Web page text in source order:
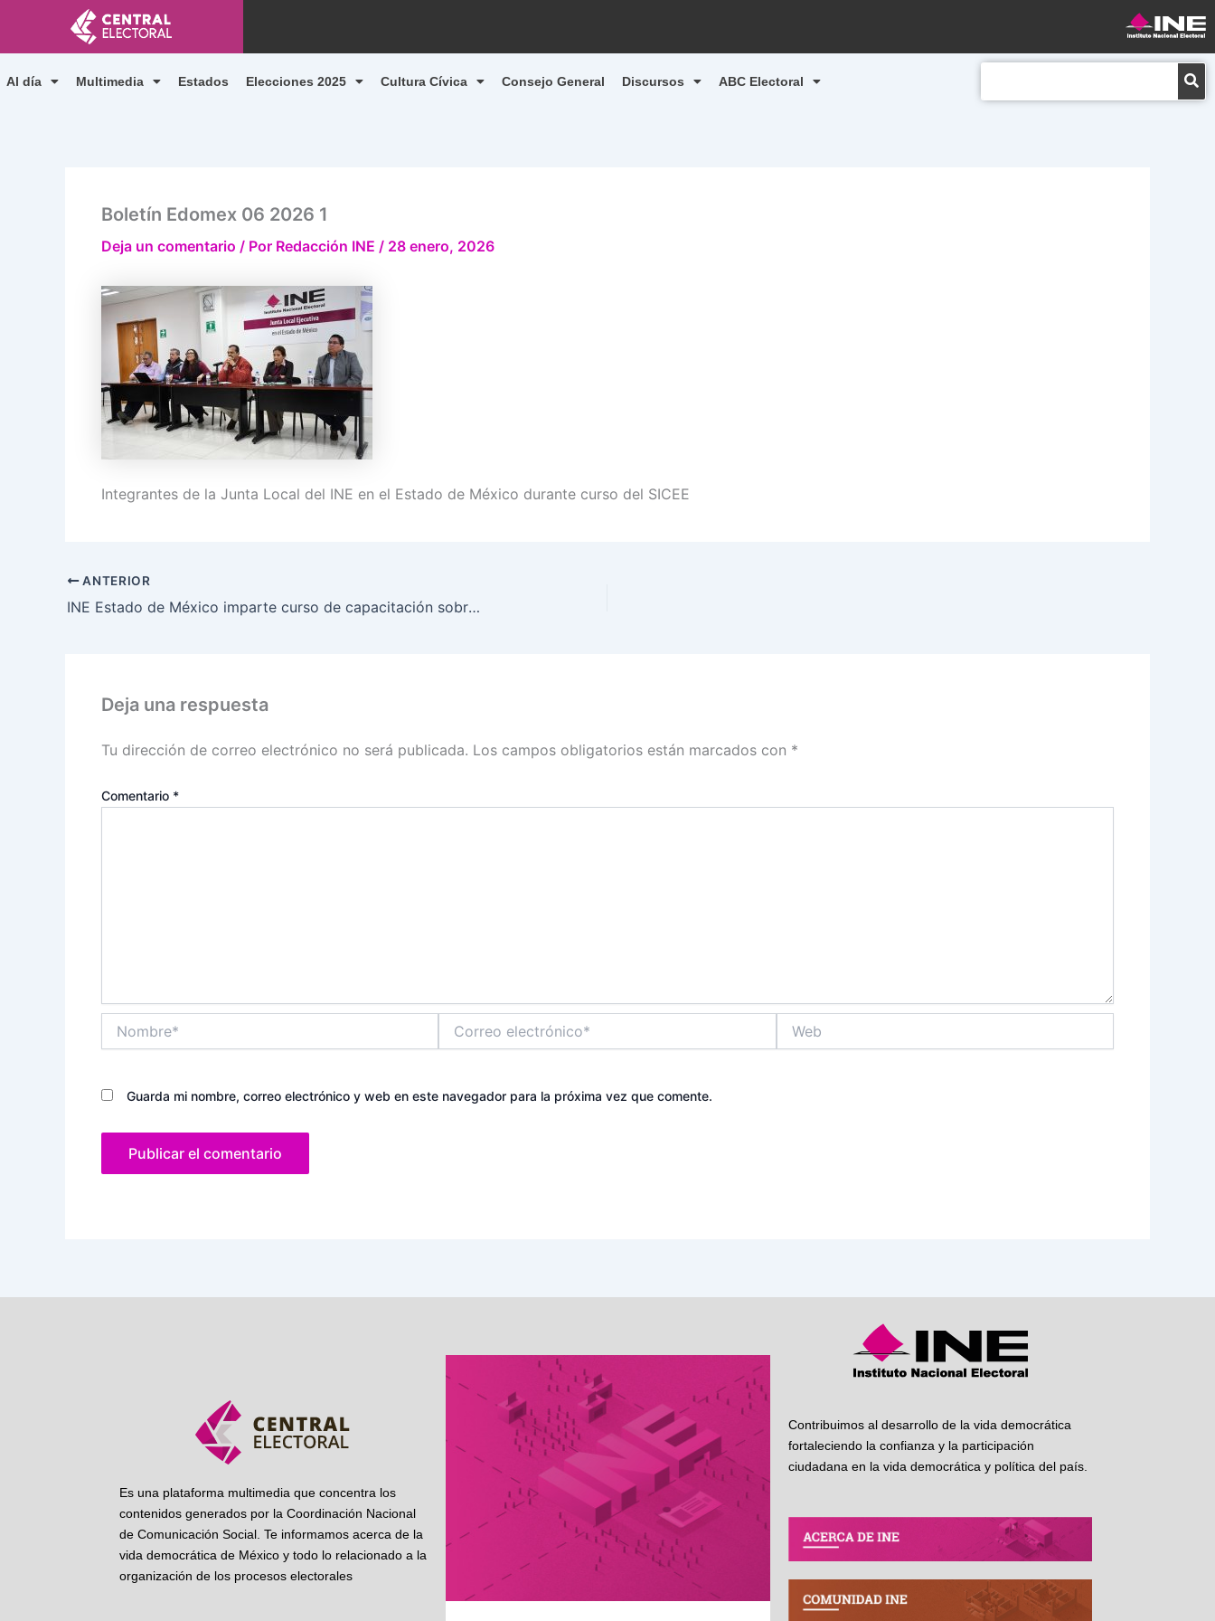
contenido
Al día Multimedia Estados Elecciones 2025 Cultura Cívica Consejo General Discursos ABC Electoral
Boletín Edomex 06 2026 1
Deja un comentario / Por Redacción INE / 28 enero, 2026
Integrantes de la Junta Local del INE en el Estado de México durante curso del SICEE
ANTERIOR
INE Estado de México imparte curso de capacitación sobre el Sistema de Consulta de la Estadística de las Elecciones
Deja una respuesta
Tu dirección de correo electrónico no será publicada. Los campos obligatorios están marcados con *
Comentario *
electrónico*
Guarda mi nombre, correo electrónico y web en este navegador para la próxima vez que comente.
Es una plataforma multimedia que concentra los
contenidos generados por la Coordinación Nacional
de Comunicación Social. Te informamos acerca de la
vida democrática de México y todo lo relacionado a la
organización de los procesos electorales
Contribuimos al desarrollo de la vida democrática
fortaleciendo la confianza y la participación
ciudadana en la vida democrática y política del país.